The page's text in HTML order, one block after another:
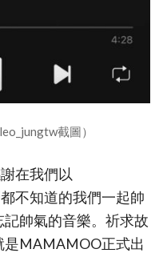
截圖）
在我們以
不知道的我們一起帥
帥氣的音樂。祈求故
是MAMAMOO正式出